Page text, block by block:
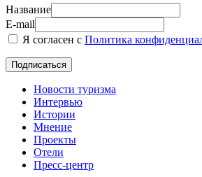
Название
E-mail
Я согласен с Политика
Новости туризма
Интервью
Истории
Мнение
Проекты
Отели
Пресс-центр